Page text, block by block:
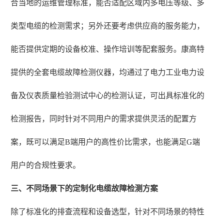
合当地的运维管理标准，能否适配区域内多电压等级、多
类型电缆的检测需求；另外还要考虑供应商的服务能力，
能否提供定期的设备校准、操作培训等配套服务。康高特
提供的全套电缆故障检测仪器，均通过了电力工业电力设
备及仪表质量检验测试中心的检测认证，可出具标准化的
检测报告，同时针对不同用户的需求提供灵活的配置方
案，既可以满足B端用户的高性价比需求，也能满足G端
用户的合规性要求。
三、不同场景下的定制化电缆故障检测方案
除了标准化的排查流程和设备选型，针对不同场景的特性